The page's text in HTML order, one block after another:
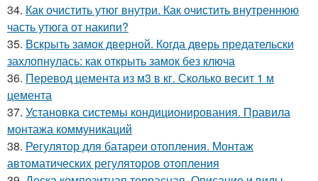
34. Как очистить утюг внутри. Как очистить внутреннюю
часть утюга от накипи?
35. Вскрыть замок дверной. Когда дверь предательски
захлопнулась: как открыть замок без ключа
36. Перевод цемента из м3 в кг. Сколько весит 1 м
цемента
37. Установка системы кондиционирования. Правила
монтажа коммуникаций
38. Регулятор для батареи отопления. Монтаж
автоматических регуляторов отопления